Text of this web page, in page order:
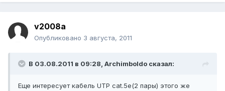
v2008a
Опубликовано 3 августа, 2011
В 03.08.2011 в 09:28, Archimboldo сказал:
Еще интересует кабель UTP cat.5e(2 пары) этого же